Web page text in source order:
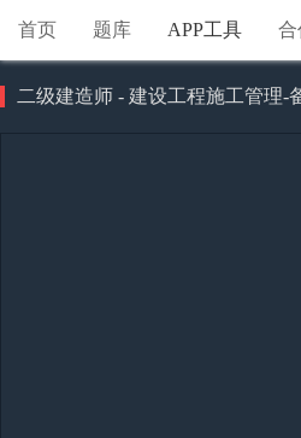
首页 题库 APP工具 合
二级建造师 - 建设工程施工管理-